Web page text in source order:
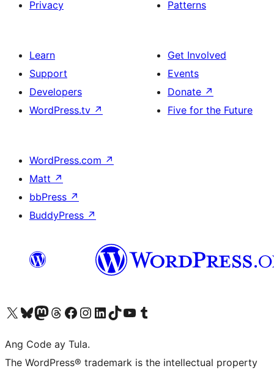
Privacy
Patterns
Learn
Support
Developers
WordPress.tv ↗
Get Involved
Events
Donate ↗
Five for the Future
WordPress.com ↗
Matt ↗
bbPress ↗
BuddyPress ↗
Visit our X (formerly Twitter) account
Bisitahin ang aming Bluesky account
Visit our Mastodon account
Bisitahin ang aming Threads account
Visit our Facebook page
Visit our Instagram account
Visit our LinkedIn account
Bisitahin ang aming TikTok account
Visit our YouTube channel
Bisitahin ang aming Tumblr account
Ang Code ay Tula.
The WordPress® trademark is the intellectual property